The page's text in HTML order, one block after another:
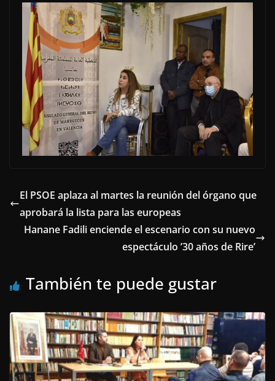
El PSOE aplaza al martes la reunión del órgano que
aprobará la lista para las europeas
Hanane Fadili enciende el escenario con su nuevo
espectáculo ’30 años de Rire’
También te puede gustar